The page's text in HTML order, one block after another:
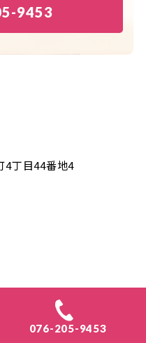
9453
4丁目44番地4
076-205-9453